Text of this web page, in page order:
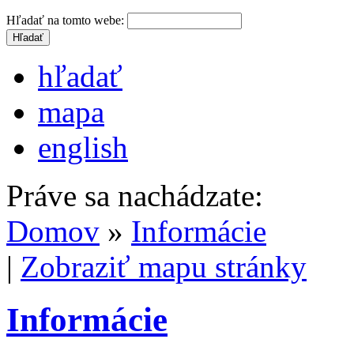
Hľadať na tomto webe:
hľadať
mapa
english
Práve sa nachádzate:
Domov » Informácie
| Zobraziť mapu stránky
Informácie